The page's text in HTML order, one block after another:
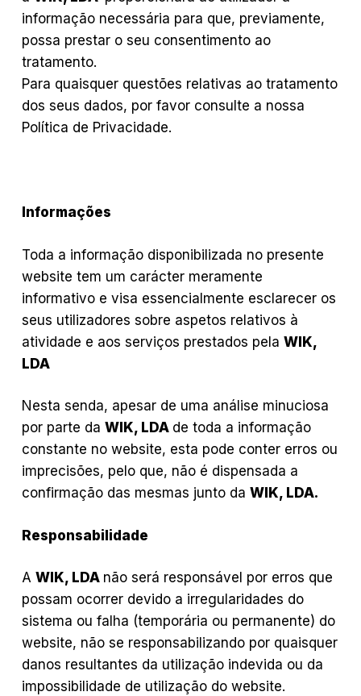
informação necessária para que, previamente,
possa prestar o seu consentimento ao
tratamento.
Para quaisquer questões relativas ao tratamento
dos seus dados, por favor consulte a nossa
Política de Privacidade.
Informações
Toda a informação disponibilizada no presente
website tem um carácter meramente
informativo e visa essencialmente esclarecer os
seus utilizadores sobre aspetos relativos à
atividade e aos serviços prestados pela WIK,
LDA
Nesta senda, apesar de uma análise minuciosa
por parte da WIK, LDA de toda a informação
constante no website, esta pode conter erros ou
imprecisões, pelo que, não é dispensada a
confirmação das mesmas junto da WIK, LDA.
Responsabilidade
A WIK, LDA não será responsável por erros que
possam ocorrer devido a irregularidades do
sistema ou falha (temporária ou permanente) do
website, não se responsabilizando por quaisquer
danos resultantes da utilização indevida ou da
impossibilidade de utilização do website.